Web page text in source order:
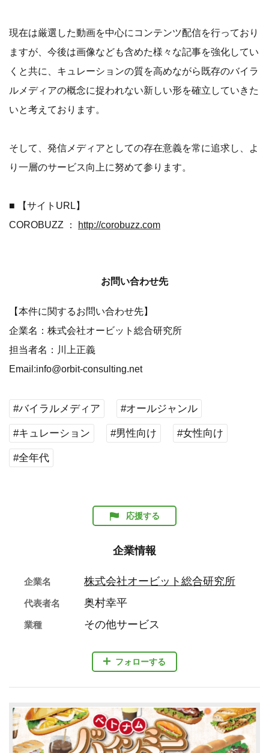
現在は厳選した動画を中心にコンテンツ配信を行っており
ますが、今後は画像なども含めた様々な記事を強化してい
くと共に、キュレーションの質を高めながら既存のバイラ
ルメディアの概念に捉われない新しい形を確立していきた
いと考えております。
そして、発信メディアとしての存在意義を常に追求し、よ
り一層のサービス向上に努めて参ります。
■ 【サイトURL】
COROBUZZ ： http://corobuzz.com
お問い合わせ先
【本件に関するお問い合わせ先】
企業名：株式会社オービット総合研究所
担当者名：川上正義
Email:info@orbit-consulting.net
#バイラルメディア #オールジャンル
#キュレーション #男性向け #女性向け
#全年代
応援する
企業情報
フォローする
企業名 株式会社オービット総合研究所
代表者名 奥村幸平
業種 その他サービス